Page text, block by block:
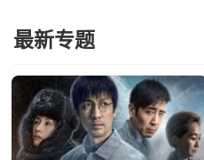
最新专题